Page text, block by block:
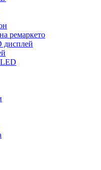
ремаркето
дисплей